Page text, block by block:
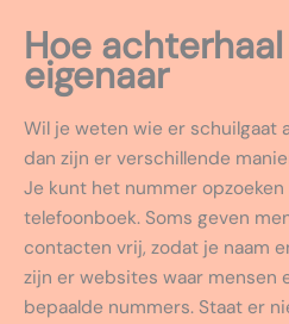
Hoe
eigenaar
Wil je weten wie er schuilgaat
dan zijn er verschillende
Je kunt het nummer opzoeken
telefoonboek. Soms geven
contacten vrij, zodat je naam
zijn er websites waar mensen
bepaalde nummers. Staat er